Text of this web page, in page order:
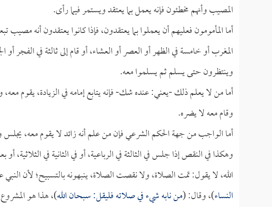
المصيب وأنهم مخطئون فإنه يعمل بما يعتقد ويستمر فيما رأى.
أما المأمومون فعليهم أن يعملوا بما يعتقدون، فإذا كانوا يعتقدون أنه مصيب
المغرب أو خامسة في الظهر أو العصر أو العشاء، أو قام إلى ثالثة في الفجر أو
وينتظرون حتى يسلم ثم يسلموا معه.
أما من لا يعلم ذلك -يعني: عنده شك- فإنه يتابع إمامه في الزيادة، يقوم
وقام معه لا يضره.
أما الواجب من جهة الحكم الشرعي فإن من علم أنه زائد لا يقوم معه، يجلس
وهكذا في النقص إذا جلس في الثالثة في الرباعية، أو في الثانية في الثلاثية،
الله، لا يقول: تمت الصلاة، ولا نقصت الصلاة، ينبهونه بالتسبيح؛ لأن
النساء)، وقال: (من نابه شيء في صلاته فليقل: سبحان الله)، هذا هو